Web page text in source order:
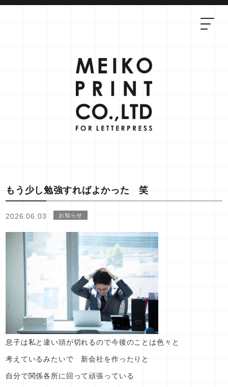
もう少し勉強すればよかった 笑
2026.06.03 お知らせ
息子は私と違い頭が切れるので今後のことは色々と
考えているみたいで 新会社を作ったりと
自分で関係各所に回って頑張っている